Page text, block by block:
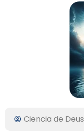
Ciencia de Deus